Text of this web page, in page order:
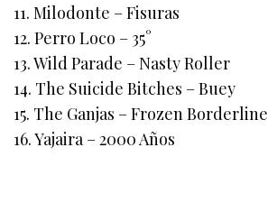
11. Milodonte – Fisuras
12. Perro Loco – 35°
13. Wild Parade – Nasty Roller
14. The Suicide Bitches – Buey
15. The Ganjas – Frozen Borderline
16. Yajaira – 2000 Años